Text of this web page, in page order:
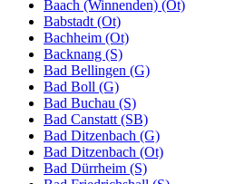
Baach (Winnenden) (Ot)
Babstadt (Ot)
Bachheim (Ot)
Backnang (S)
Bad Bellingen (G)
Bad Boll (G)
Bad Buchau (S)
Bad Canstatt (SB)
Bad Ditzenbach (G)
Bad Ditzenbach (Ot)
Bad Dürrheim (S)